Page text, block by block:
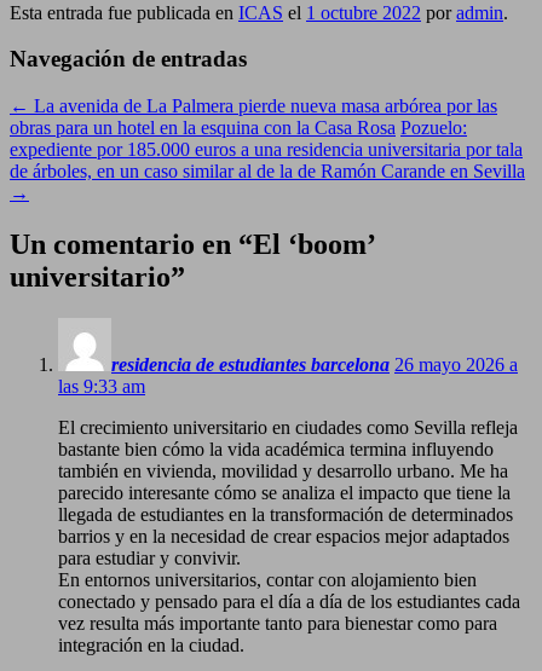
Esta entrada fue publicada en ICAS el 1 octubre 2022 poradmin.
Navegación de entradas
← La avenida de La Palmera pierde nueva masa arbórea por las
obras para un hotel en la esquina con la Casa Rosa Pozuelo:
expediente por 185.000 euros a una residencia universitaria por tala
de árboles, en un caso similar al de la de Ramón Carande en Sevilla
→
Un comentario en “El ‘boom’
universitario”
residencia de estudiantes barcelona 26 mayo 2026 a
las 9:33 am
El crecimiento universitario en ciudades como Sevilla refleja
bastante bien cómo la vida académica termina influyendo
también en vivienda, movilidad y desarrollo urbano. Me ha
parecido interesante cómo se analiza el impacto que tiene la
llegada de estudiantes en la transformación de determinados
barrios y en la necesidad de crear espacios mejor adaptados
para estudiar y convivir.
En entornos universitarios, contar con alojamiento bien
conectado y pensado para el día a día de los estudiantes cada
vez resulta más importante tanto para bienestar como para
integración en la ciudad.